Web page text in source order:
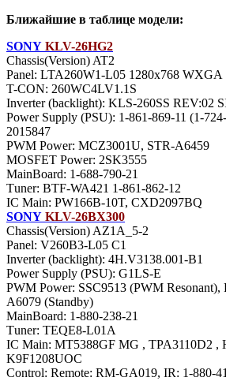
Ближайшие в таблице модели:
SONY KLV-26HG2
Chassis(Version) AT2
Panel: LTA260W1-L05 1280x768 WXGA
T-CON: 260WC4LV1.1S
Inverter (backlight): KLS-260SS REV:02
Power Supply (PSU): 1-861-869-11 (1-
2015847
PWM Power: MCZ3001U, STR-A6459
MOSFET Power: 2SK3555
MainBoard: 1-688-790-21
Тuner: BTF-WA421 1-861-862-12
IC Main: PW166B-10T, CXD2097BQ
SONY KLV-26BX300
Chassis(Version) AZ1A_5-2
Panel: V260B3-L05 C1
Inverter (backlight): 4H.V3138.001-B1
Power Supply (PSU): G1LS-E
PWM Power: SSC9513 (PWM Resonant),
A6079 (Standby)
MainBoard: 1-880-238-21
Тuner: TEQE8-L01A
IC Main: MT5388GF MG , TPA3110D2 ,
K9F1208UOC
Control: Remote: RM-GA019, IR: 1-880-